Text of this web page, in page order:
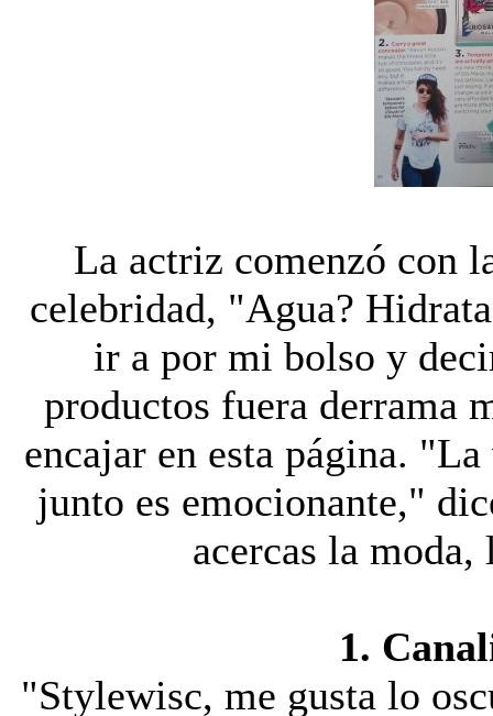
La actriz comenzó con
celebridad, "Agua?
ir a por mi bolso y
productos fuera derrama
encajar en esta página.
junto es emocionante,"
acercas la
1.
"Stylewisc, me gusta lo